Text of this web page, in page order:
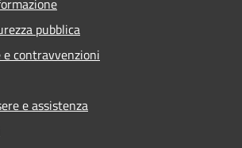
pubblica
contravvenzioni
e assistenza